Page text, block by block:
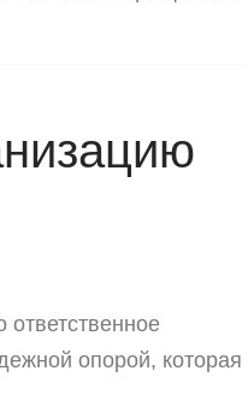
опорой, которая